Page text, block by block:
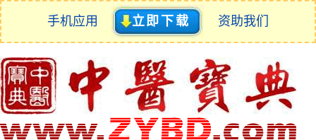
手机应用 立即下载 资助我们